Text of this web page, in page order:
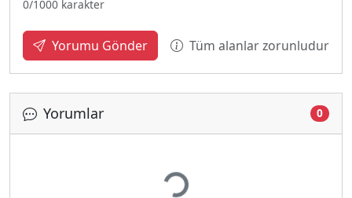
0/1000 karakter
Yorumu Gönder Tüm alanlar zorunludur
Yorumlar 0
Yükleniyor...